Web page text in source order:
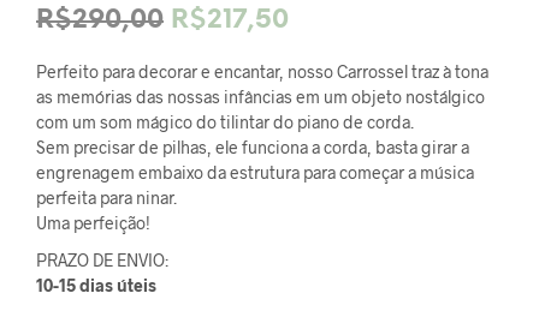
R$290,00 O
original
era:
R$290,00.
R$217,50
preço
atual
é:
R$217,50.
Perfeito para decorar e encantar, nosso Carrossel traz à tona
as memórias das nossas infâncias em um objeto nostálgico
com um som mágico do tilintar do piano de corda.
Sem precisar de pilhas, ele funciona a corda, basta girar a
engrenagem embaixo da estrutura para começar a música
perfeita para ninar.
Uma perfeição!
PRAZO DE ENVIO:
10-15 dias úteis